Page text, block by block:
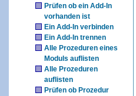
Prüfen ob ein Add-In
vorhanden ist
Ein Add-In verbinden
Ein Add-In trennen
Alle Prozeduren eines
Moduls auflisten
Alle Prozeduren
auflisten
Prüfen ob Prozedur